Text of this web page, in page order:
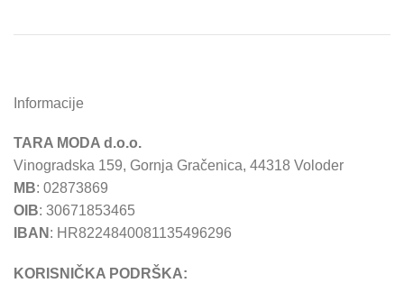
Informacije
TARA MODA d.o.o.
Vinogradska 159, Gornja Gračenica, 44318 Voloder
MB: 02873869
OIB: 30671853465
IBAN : HR8224840081135496296
KORISNIČKA PODRŠKA: